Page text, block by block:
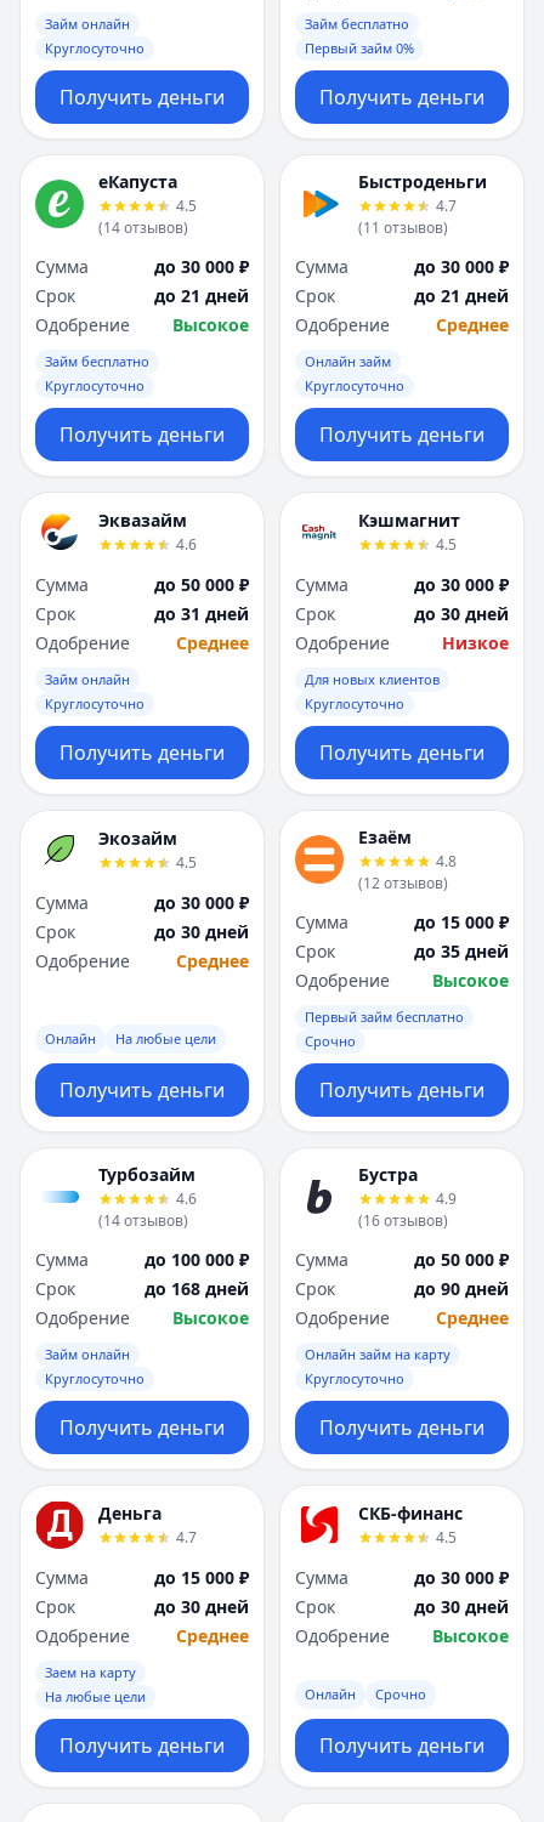
Займ онлайн
Круглосуточно
Получить деньги
Займ бесплатно
Первый займ 0%
Получить деньги
еКапуста
4.5
(14отзывов)
Сумма
до 30 000 ₽
Срок
до 21 дней
Одобрение
Высокое
Займ бесплатно
Круглосуточно
Получить деньги
Быстроденьги
4.7
(11 отзывов)
Сумма
до 30 000 ₽
Срок
до 21 дней
Одобрение
Среднее
Онлайн займ
Круглосуточно
Получить деньги
Эквазайм
4.6
Сумма
до 50 000 ₽
Срок
до 31 дней
Одобрение
Среднее
Займ онлайн
Круглосуточно
Получить деньги
Кэшмагнит
4.5
Сумма
до 30 000 ₽
Срок
до 30 дней
Одобрение
Низкое
Для новых клиентов
Круглосуточно
Получить деньги
Экозайм
4.5
Сумма
до 30 000 ₽
Срок
до 30 дней
Одобрение
Среднее
Онлайн На любые цели
Получить деньги
Езаём
4.8
(12отзывов)
Сумма
до 15 000 ₽
Срок
до 35 дней
Одобрение
Высокое
Первый займ бесплатно
Срочно
Получить деньги
Турбозайм
4.6
(14отзывов)
Сумма
до 100 000 ₽
Срок
до 168 дней
Одобрение
Высокое
Займ онлайн
Круглосуточно
Получить деньги
Бустра
4.9
(16отзывов)
Сумма
до 50 000 ₽
Срок
до 90 дней
Одобрение
Среднее
Онлайн займ на карту
Круглосуточно
Получить деньги
Деньга
4.7
Сумма
до 15 000 ₽
Срок
до 30 дней
Одобрение
Среднее
Заем на карту
На любые цели
Получить деньги
СКБ-финанс
4.5
Сумма
до 30 000 ₽
Срок
до 30 дней
Одобрение
Высокое
Онлайн Срочно
Получить деньги